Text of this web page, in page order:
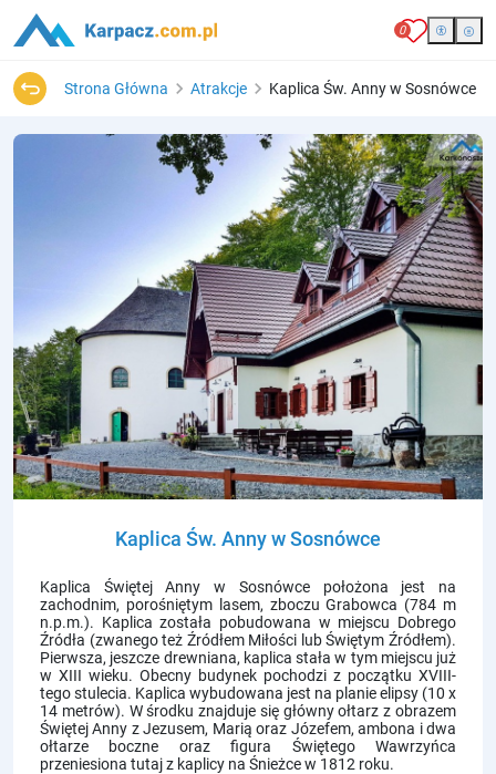
0
Strona Główna Atrakcje Kaplica Św. Anny w Sosnówce
Kaplica Św. Anny w Sosnówce
Kaplica Świętej Anny w Sosnówcepołożona jest na
zachodnim, porośniętym lasem, zboczu Grabowca (784 m
n.p.m.). Kaplica została pobudowana w miejscu Dobrego
Źródła (zwanego też Źródłem Miłości lub Świętym Źródłem).
Pierwsza, jeszcze drewniana, kaplica stała w tym miejscu już
w XIII wieku. Obecny budynek pochodzi z początku XVIII-
tego stulecia. Kaplica wybudowana jest na planie elipsy (10 x
14 metrów). W środku znajduje się główny ołtarz z obrazem
Świętej Anny z Jezusem, Marią oraz Józefem, ambona i dwa
ołtarze boczne oraz figura Świętego Wawrzyńca
przeniesiona tutaj z kaplicy na Śnieżce w 1812 roku.